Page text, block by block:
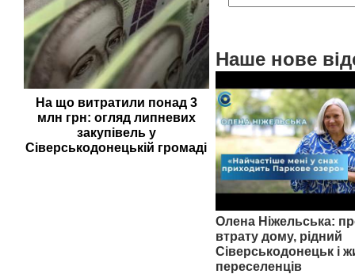
На що витратили понад 3
млн грн: огляд липневих
закупівель у
Сіверськодонецькій громаді
Наше нове
Олена Ніжельська:
втрату дому, рідний
Сіверськодонецьк і
переселенців